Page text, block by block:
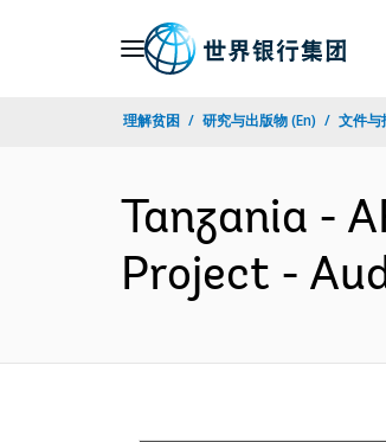
理解贫困 研究与出版物 (En) 文件与
Tanzania -
Project -